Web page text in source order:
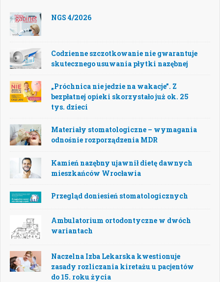
NGS 4/2026
Codzienne szczotkowanie nie gwarantuje
skutecznego usuwania płytki nazębnej
„Próchnica nie jedzie na wakacje”. Z
bezpłatnej opieki skorzystało już ok. 25
tys. dzieci
Materiały stomatologiczne – wymagania
odnośnie rozporządzenia MDR
Kamień nazębny ujawnił dietę dawnych
mieszkańców Wrocławia
Przegląd doniesień stomatologicznych
Ambulatorium ortodontyczne w dwóch
wariantach
Naczelna Izba Lekarska kwestionuje
zasady rozliczania kiretażu u pacjentów
do 15. roku życia